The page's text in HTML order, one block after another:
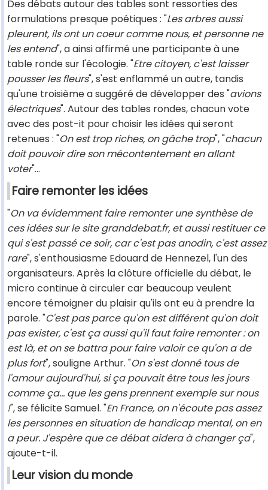
Des débats autour des tables sont ressorties des
formulations presque poétiques : "Les arbres aussi
pleurent, ils ont un coeur comme nous, et personne ne
les entend", a ainsi affirmé une participante à une
table ronde sur l'écologie. "Etre citoyen, c'est laisser
pousser les fleurs", s'est enflammé un autre, tandis
qu'une troisième a suggéré de développer des "avions
électriques". Autour des tables rondes, chacun vote
avec des post-it pour choisir les idées qui seront
retenues : "On est trop riches, on gâche trop", "chacun
doit pouvoir dire son mécontentement en allant
voter"...
Faire remonter les idées
"On va évidemment faire remonter une synthèse de
ces idées sur le site granddebat.fr, et aussi restituer ce
qui s'est passé ce soir, car c'est pas anodin, c'est assez
rare", s'enthousiasme Edouard de Hennezel, l'un des
organisateurs. Après la clôture officielle du débat, le
micro continue à circuler car beaucoup veulent
encore témoigner du plaisir qu'ils ont eu à prendre la
parole. "C'est pas parce qu'on est différent qu'on doit
pas exister, c'est ça aussi qu'il faut faire remonter : on
est là, et on se battra pour faire valoir ce qu'on a de
plus fort", souligne Arthur. "On s'est donné tous de
l'amour aujourd'hui, si ça pouvait être tous les jours
comme ça... que les gens prennent exemple sur nous
!", se félicite Samuel. "En France, on n'écoute pas assez
les personnes en situation de handicap mental, on en
a peur. J'espère que ce débat aidera à changer ça",
ajoute-t-il.
Leur vision du monde